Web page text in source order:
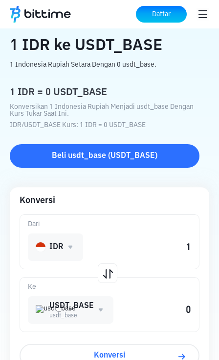
Daftar
Beranda Konverter Kripto ke USDT_BASE
1 IDR ke USDT_BASE
1 Indonesia Rupiah Setara Dengan 0 usdt_base.
1 IDR = 0 USDT_BASE
Konversikan 1 Indonesia Rupiah Menjadi usdt_base Dengan
Kurs Tukar Saat Ini.
IDR/USDT_BASE Kurs: 1 IDR = 0 USDT_BASE
Beli usdt_base (USDT_BASE)
Konversi
Ke
USDT_BASE
usdt_base
Dari
IDR
Konversi